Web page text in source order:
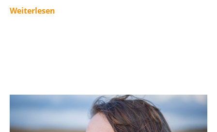
Weiterlesen